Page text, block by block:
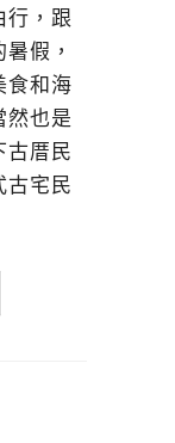
行，跟
假，
食和海
然也是
古厝民
古宅民